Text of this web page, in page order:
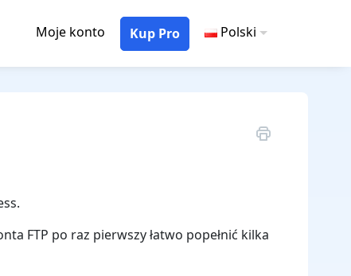
Moje konto Kup Pro Polski
FTP po raz pierwszy łatwo popełnić kilka